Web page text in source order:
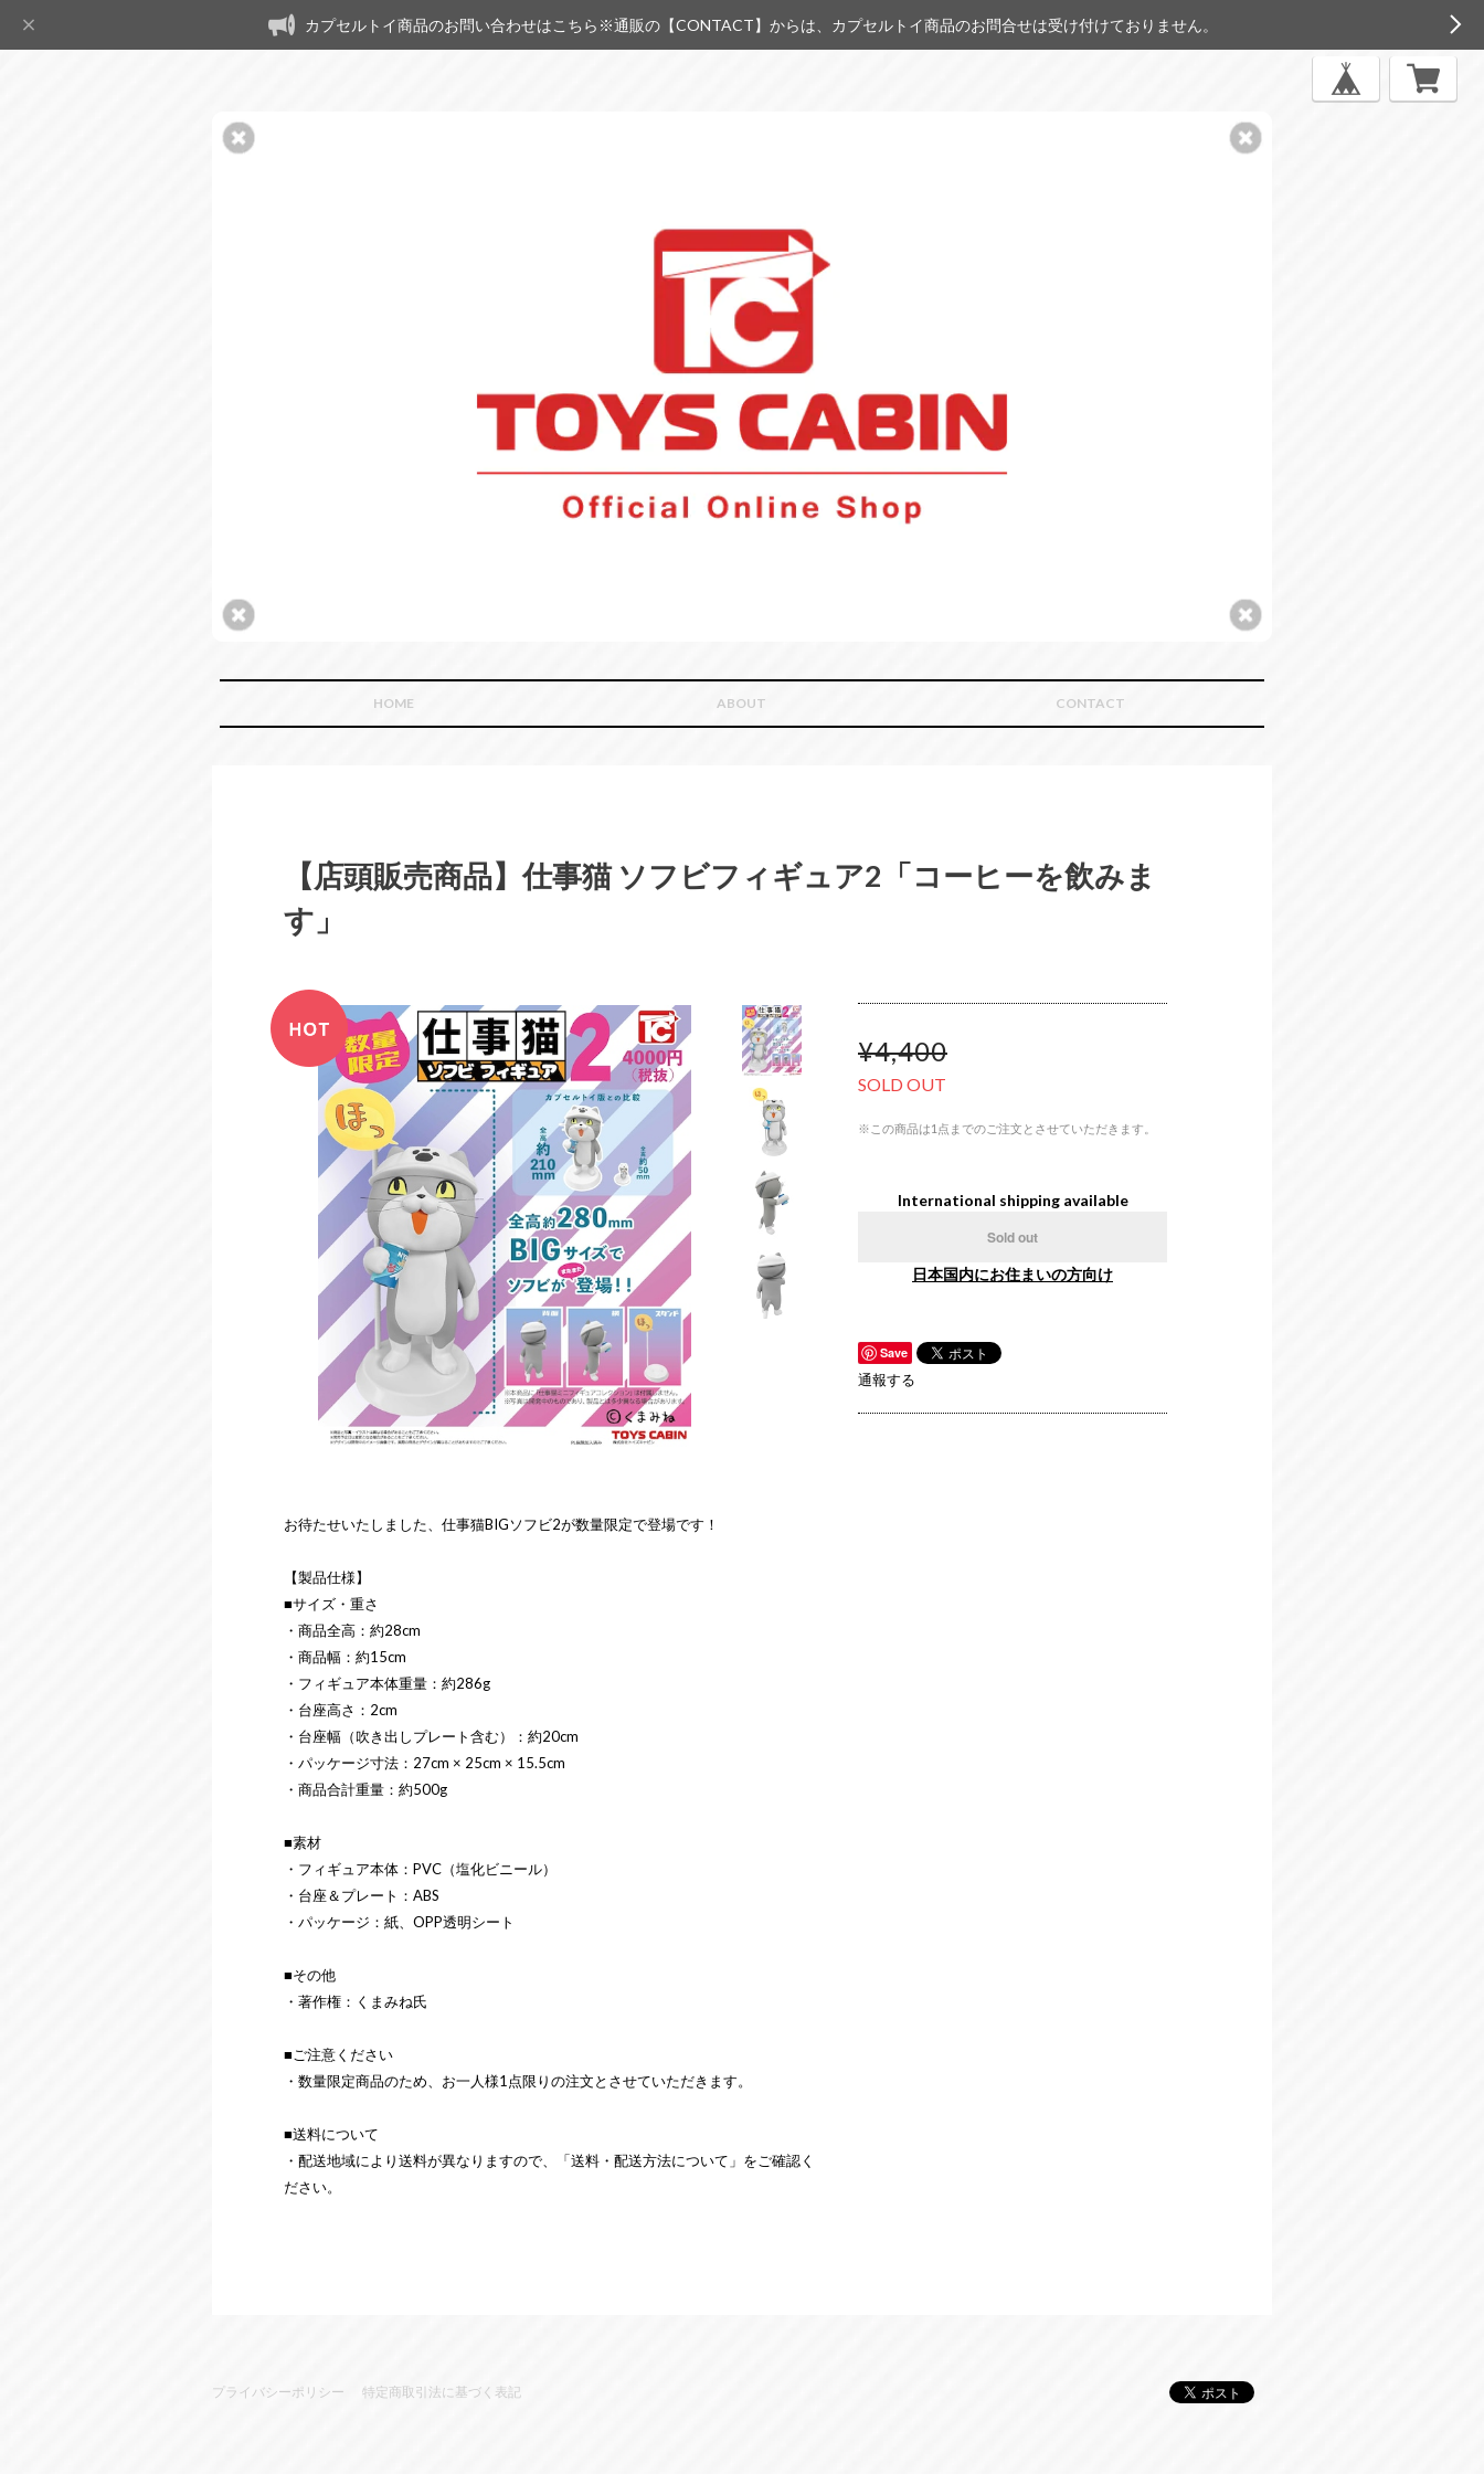
カプセルトイ商品のお問い合わせはこちら※通販の【CONTACT】からは、カプセルトイ商品のお問合せは受け付けておりません。
HOME ABOUT CONTACT
【店頭販売商品】仕事猫 ソフビフィギュア2「コーヒーを飲みま
す」
お待たせいたしました、仕事猫BIGソフビ2が数量限定で登場です！
【製品仕様】
■サイズ・重さ
・商品全高：約28cm
・商品幅：約15cm
・フィギュア本体重量：約286g
・台座高さ：2cm
・台座幅（吹き出しプレート含む）：約20cm
・パッケージ寸法：27cm × 25cm × 15.5cm
・商品合計重量：約500g
■素材
・フィギュア本体：PVC（塩化ビニール）
・台座＆プレート：ABS
・パッケージ：紙、OPP透明シート
■その他
・著作権：くまみね氏
■ご注意ください
・数量限定商品のため、お一人様1点限りの注文とさせていただきます。
■送料について
・配送地域により送料が異なりますので、「送料・配送方法について」をご確認く
ださい。
¥4,400
SOLD OUT
※この商品は1点までのご注文とさせていただきます。
International shipping available
Sold out
日本国内にお住まいの方向け
Save
通報する
プライバシーポリシー 特定商取引法に基づく表記